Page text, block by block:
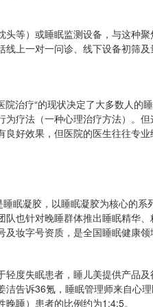
等）或睡眠监测设备，与这种
上一对一问诊、线下设备初筛及
治疗“的现状决定了大多数人
疗法（一种心理治疗方法）。
好效果，但医院的医生往往专
眠凝胶，以睡眠凝胶为核心的
也针对晚睡群体推出睡眠精华
妆字号资质，是全国睡眠健康领
度失眠患者，睡儿美提供产品
告诉36氪，睡眠管理师来自
睡）患者的比例约为1:4:5。